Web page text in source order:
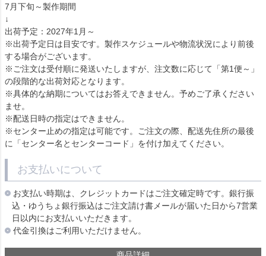
7月下旬～製作期間
↓
出荷予定：2027年1月～
※出荷予定日は目安です。製作スケジュールや物流状況により前後
する場合がございます。
※ご注文は受付順に発送いたしますが、注文数に応じて「第1便～」
の段階的な出荷対応となります。
※具体的な納期についてはお答えできません。予めご了承ください
ませ。
※配送日時の指定はできません。
※センター止めの指定は可能です。ご注文の際、配送先住所の最後
に「センター名とセンターコード」を付け加えてください。
お支払いについて
お支払い時期は、クレジットカードはご注文確定時です。銀行振
込・ゆうちょ銀行振込はご注文請け書メールが届いた日から7営業
日以内にお支払いいただきます。
代金引換はご利用いただけません。